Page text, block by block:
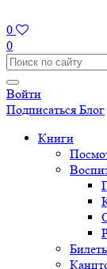
0
0
Войти
Подписаться Блог
Книги